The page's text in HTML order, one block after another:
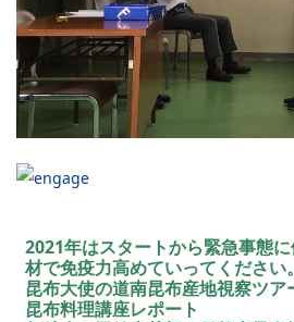
2021年はスタートから緊急事態
材で免疫力高めていってください。
昆布大使の道南昆布産地視察ツア
昆布料理講座レポート